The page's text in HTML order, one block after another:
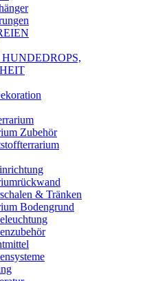
Zubehör
& Tränken
Bodengrund